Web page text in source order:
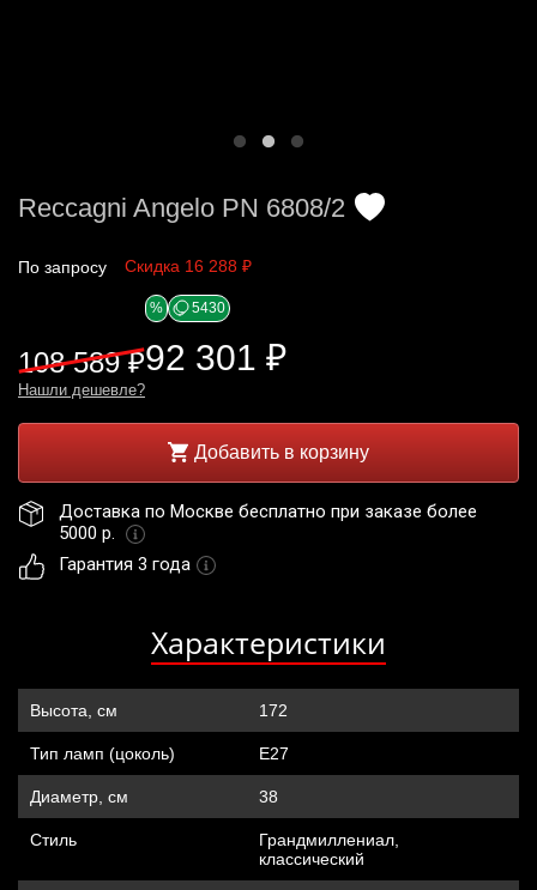
Reccagni Angelo PN 6808/2
По запросу Скидка 16 288 ₽
108 589 ₽
% 5430
92 301 ₽
Нашли дешевле?
Добавить в корзину
Доставка по Москве бесплатно при заказе более
5000 р.
Гарантия 3 года
Характеристики
Высота, см 172
Тип ламп (цоколь) Е27
Диаметр, см 38
Стиль
Грандмиллениал,
классический